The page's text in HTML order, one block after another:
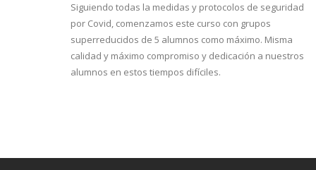
Siguiendo todas la medidas y protocolos de seguridad
por Covid, comenzamos este curso con grupos
superreducidos de 5 alumnos como máximo. Misma
calidad y máximo compromiso y dedicación a nuestros
alumnos en estos tiempos difíciles.